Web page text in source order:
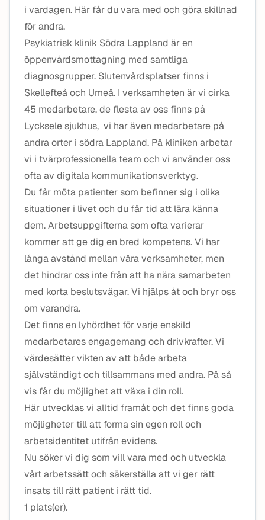
i vardagen. Här får du vara med och göra skillnad
för andra.
Psykiatrisk klinik Södra Lappland är en
öppenvårdsmottagning med samtliga
diagnosgrupper. Slutenvårdsplatser finns i
Skellefteå och Umeå. I verksamheten är vi cirka
45 medarbetare, de flesta av oss finns på
Lycksele sjukhus, vi har även medarbetare på
andra orter i södra Lappland. På kliniken arbetar
vi i tvärprofessionella team och vi använder oss
ofta av digitala kommunikationsverktyg.
Du får möta patienter som befinner sig i olika
situationer i livet och du får tid att lära känna
dem. Arbetsuppgifterna som ofta varierar
kommer att ge dig en bred kompetens. Vi har
långa avstånd mellan våra verksamheter, men
det hindrar oss inte från att ha nära samarbeten
med korta beslutsvägar. Vi hjälps åt och bryr oss
om varandra.
Det finns en lyhördhet för varje enskild
medarbetares engagemang och drivkrafter. Vi
värdesätter vikten av att både arbeta
självständigt och tillsammans med andra. På så
vis får du möjlighet att växa i din roll.
Här utvecklas vi alltid framåt och det finns goda
möjligheter till att forma sin egen roll och
arbetsidentitet utifrån evidens.
Nu söker vi dig som vill vara med och utveckla
vårt arbetssätt och säkerställa att vi ger rätt
insats till rätt patient i rätt tid.
1 plats(er).